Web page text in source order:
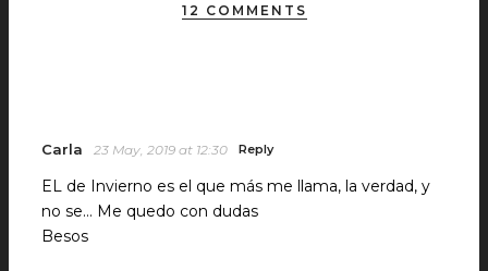
12 COMMENTS
Carla 23 May, 2019 at 12:30 Reply
EL de Invierno es el que más me llama, la verdad, y
no se… Me quedo con dudas
Besos